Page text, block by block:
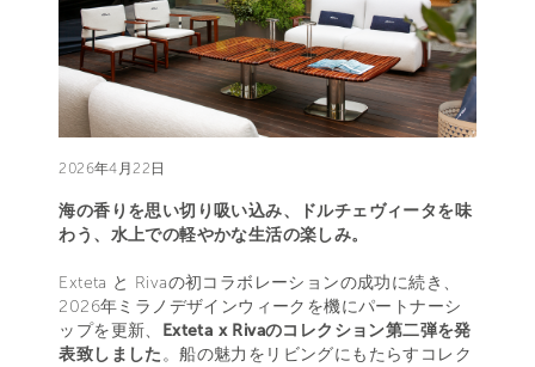
2026年4月22日
海の香りを思い切り吸い込み、ドルチェヴィータを味
わう、水上での軽やかな生活の楽しみ。
Exteta と Rivaの初コラボレーションの成功に続き、
2026年ミラノデザインウィークを機にパートナーシ
ップを更新、 Exteta x Rivaのコレクション第二弾を発
表致しました。船の魅力をリビングにもたらすコレク